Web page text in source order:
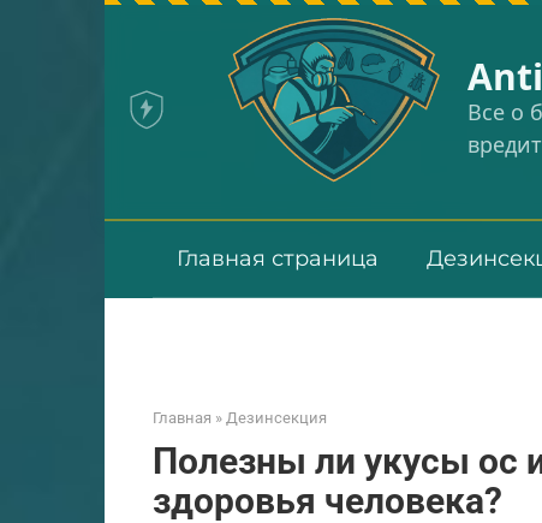
Все о
Главная страница
Главная » Дезинсекция
Полезны ли укусы ос
здоровья человека?